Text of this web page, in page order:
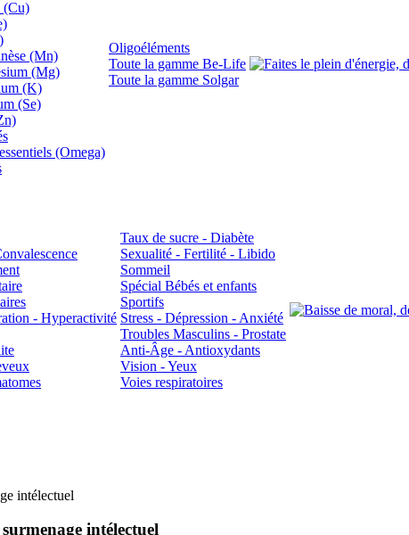
(Cu)
(Mn)
(Mg)
(K)
(Se)
(Omega)
Oligoéléments
Toute la gamme Be-Life
Toute la gamme Solgar
- Hyperactivité
Taux de sucre - Diabète
Sexualité - Fertilité - Libido
Sommeil
Spécial Bébés et enfants
Sportifs
Stress - Dépression - Anxiété
Troubles Masculins - Prostate
Anti-Âge - Antioxydants
Vision - Yeux
Voies respiratoires
intélectuel
intélectuel